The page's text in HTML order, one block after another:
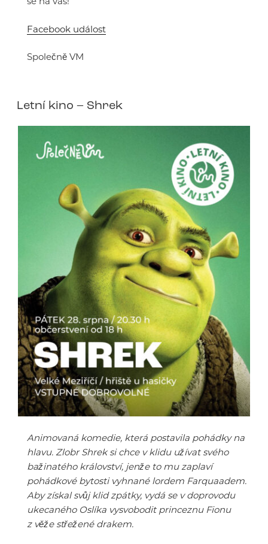
Facebook událost
Společně VM
Letní kino – Shrek
Animovaná komedie, která postavila pohádky na
hlavu. Zlobr Shrek si chce v klidu užívat svého
bažinatého království, jenže to mu zaplaví
pohádkové bytosti vyhnané lordem Farquaadem.
Aby získal svůj klid zpátky, vydá se v doprovodu
ukecaného Oslíka vysvobodit princeznu Fionu
z věže střežené drakem.